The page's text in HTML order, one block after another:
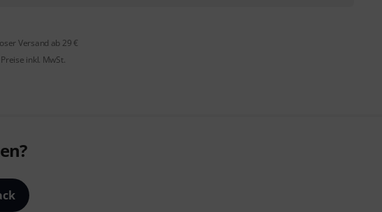
Versand ab 29 €
inkl. MwSt.